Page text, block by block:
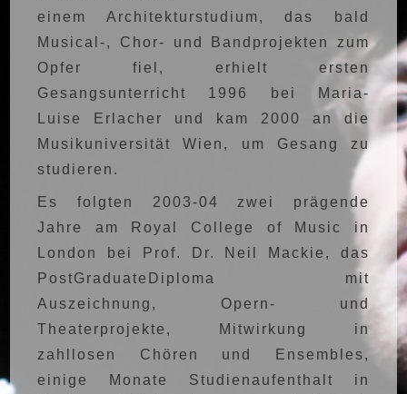
einem Architekturstudium, das bald
Musical-, Chor- und Bandprojekten zum
Opfer fiel, erhielt ersten
Gesangsunterricht 1996 bei Maria-
Luise Erlacher und kam 2000 an die
Musikuniversität Wien, um Gesang zu
studieren.
Es folgten 2003-04 zwei prägende
Jahre am Royal College of Music in
London bei Prof. Dr. Neil Mackie, das
PostGraduateDiploma mit
Auszeichnung, Opern- und
Theaterprojekte, Mitwirkung in
zahllosen Chören und Ensembles,
einige Monate Studienaufenthalt in